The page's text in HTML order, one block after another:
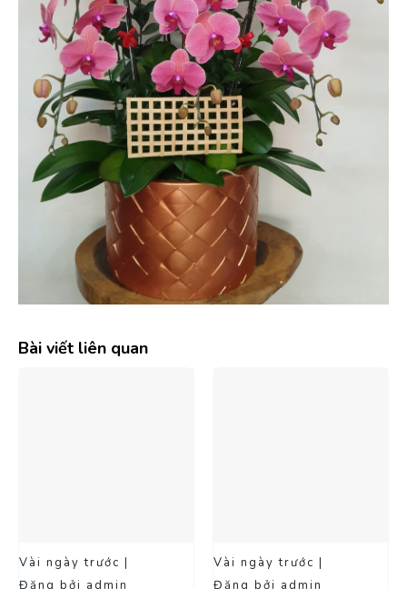
Bài viết liên quan
Vài ngày trước |
Đăng bởi admin
Vài ngày trước |
Đăng bởi admin